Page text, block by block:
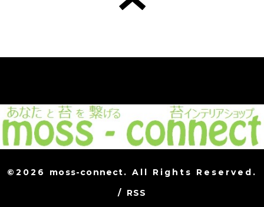
©2026 moss-connect. All Rights Reserved.
/ RSS